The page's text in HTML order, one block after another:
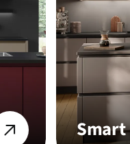
Smart